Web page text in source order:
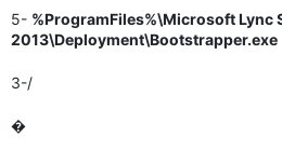
5- %ProgramFiles%\Microsoft Lync
2013\Deployment\Bootstrapper.exe
3-/
�